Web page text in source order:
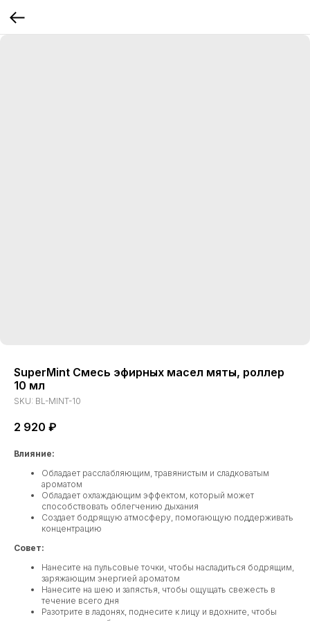
SuperMint Смесь эфирных масел мяты, роллер
10 мл
SKU: BL-MINT-10
2 920 ₽
Влияние:
Обладает расслабляющим, травянистым и сладковатым
ароматом
Обладает охлаждающим эффектом, который может
способствовать облегчению дыхания
Создает бодрящую атмосферу, помогающую поддерживать
концентрацию
Совет:
Нанесите на пульсовые точки, чтобы насладиться бодрящим,
заряжающим энергией ароматом
Нанесите на шею и запястья, чтобы ощущать свежесть в
течение всего дня
Разотрите в ладонях, поднесите к лицу и вдохните, чтобы